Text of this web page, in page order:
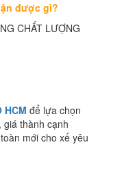
được gì?
CHẤT LƯỢNG
HCM để lựa chọn
thành cạnh
mới cho xế yêu